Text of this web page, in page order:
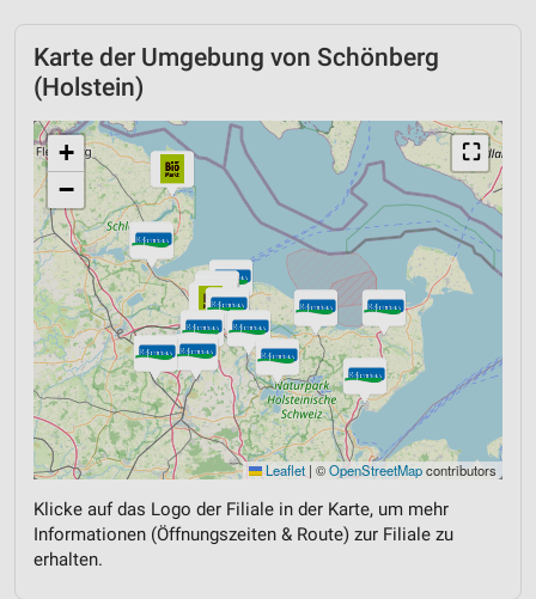
Karte der Umgebung von Schönberg
(Holstein)
⛶
+
−
Leaflet | ©OpenStreetMapcontributors
Klicke auf das Logo der Filiale in der Karte, um mehr
Informationen (Öffnungszeiten & Route) zur Filiale zu
erhalten.